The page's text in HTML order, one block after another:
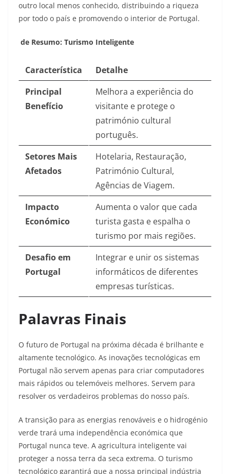
outro local menos conhecido, distribuindo a riqueza
por todo o país e promovendo o interior de Portugal.
de Resumo: Turismo Inteligente
Característica
Detalhe
Principal
Benefício
Melhora a experiência do
visitante e protege o
património cultural
português.
Setores Mais
Afetados
Hotelaria, Restauração,
Património Cultural,
Agências de Viagem.
Impacto
Económico
Aumenta o valor que cada
turista gasta e espalha o
turismo por mais regiões.
Desafio em
Portugal
Integrar e unir os sistemas
informáticos de diferentes
empresas turísticas.
Palavras Finais
O futuro de Portugal na próxima década é brilhante e
altamente tecnológico. As inovações tecnológicas em
Portugal não servem apenas para criar computadores
mais rápidos ou telemóveis melhores. Servem para
resolver os verdadeiros problemas do nosso país.
A transição para as energias renováveis e o hidrogénio
verde trará uma independência económica que
Portugal nunca teve. A agricultura inteligente vai
proteger a nossa terra da seca extrema. O turismo
tecnológico garantirá que a nossa principal indústria